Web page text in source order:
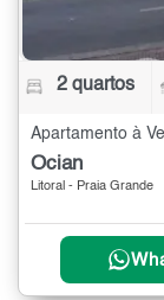
2 quartos
Apartamento à
Ocian
Litoral - Praia Grande